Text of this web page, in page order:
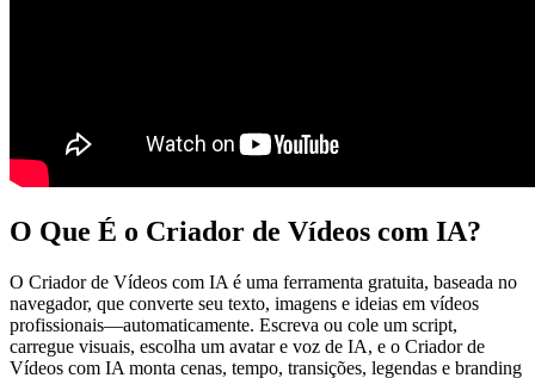
O Que É o Criador de Vídeos com IA?
O Criador de Vídeos com IA é uma ferramenta gratuita, baseada no
navegador, que converte seu texto, imagens e ideias em vídeos
profissionais—automaticamente. Escreva ou cole um script,
carregue visuais, escolha um avatar e voz de IA, e o Criador de
Vídeos com IA monta cenas, tempo, transições, legendas e branding